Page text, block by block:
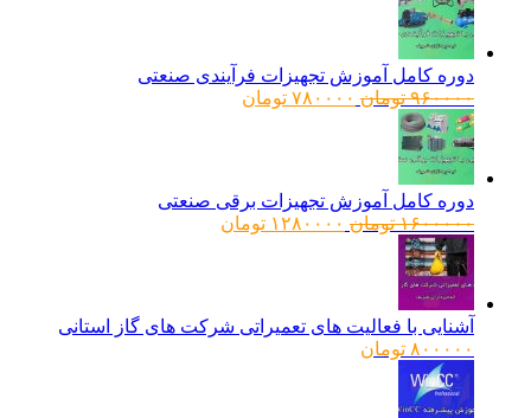
دوره کامل آموزش تجهیزات فرآیندی صنعتی
۹۶۰۰۰۰ تومانقیمت
۷۸۰۰۰۰ تومانقیمت
دوره کامل آموزش تجهیزات برقی صنعتی
۱۶۰۰۰۰۰ تومانقیمت
۱۲۸۰۰۰۰ تومانقیمت
آشنایی با فعالیت های تعمیراتی شرکت های گاز استانی
۸۰۰۰۰۰ تومان